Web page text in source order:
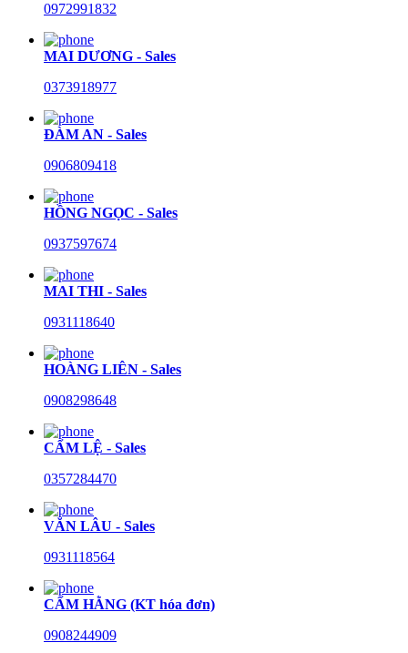
0972991832
MAI DƯƠNG - Sales
0373918977
ĐÀM AN - Sales
0906809418
HỒNG NGỌC - Sales
0937597674
MAI THI - Sales
0931118640
HOÀNG LIÊN - Sales
0908298648
CẨM LỆ - Sales
0357284470
VĂN LÂU - Sales
0931118564
CẨM HẰNG (KT hóa đơn)
0908244909